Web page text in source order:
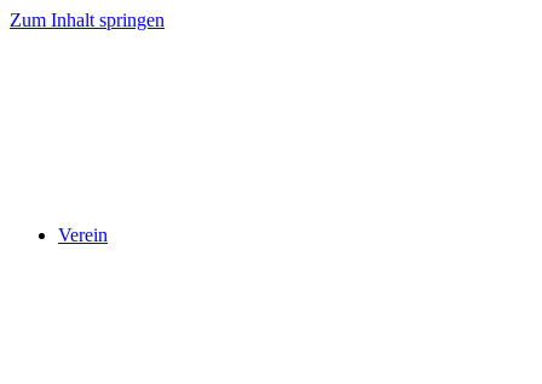
Zum Inhalt springen
Verein